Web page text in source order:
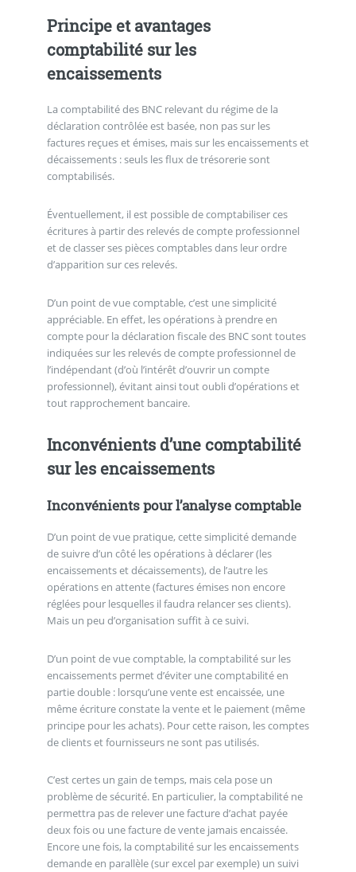
Principe et avantages
comptabilité sur les
encaissements
La comptabilité des BNC relevant du régime de la
déclaration contrôlée est basée, non pas sur les
factures reçues et émises, mais sur les encaissements et
décaissements : seuls les flux de trésorerie sont
comptabilisés.
Éventuellement, il est possible de comptabiliser ces
écritures à partir des relevés de compte professionnel
et de classer ses pièces comptables dans leur ordre
d’apparition sur ces relevés.
D’un point de vue comptable, c’est une simplicité
appréciable. En effet, les opérations à prendre en
compte pour la déclaration fiscale des BNC sont toutes
indiquées sur les relevés de compte professionnel de
l’indépendant (d’où l’intérêt d’ouvrir un compte
professionnel), évitant ainsi tout oubli d’opérations et
tout rapprochement bancaire.
Inconvénients d’une comptabilité
sur les encaissements
Inconvénients pour l’analyse comptable
D’un point de vue pratique, cette simplicité demande
de suivre d’un côté les opérations à déclarer (les
encaissements et décaissements), de l’autre les
opérations en attente (factures émises non encore
réglées pour lesquelles il faudra relancer ses clients).
Mais un peu d’organisation suffit à ce suivi.
D’un point de vue comptable, la comptabilité sur les
encaissements permet d’éviter une comptabilité en
partie double : lorsqu’une vente est encaissée, une
même écriture constate la vente et le paiement (même
principe pour les achats). Pour cette raison, les comptes
de clients et fournisseurs ne sont pas utilisés.
C’est certes un gain de temps, mais cela pose un
problème de sécurité. En particulier, la comptabilité ne
permettra pas de relever une facture d’achat payée
deux fois ou une facture de vente jamais encaissée.
Encore une fois, la comptabilité sur les encaissements
demande en parallèle (sur excel par exemple) un suivi